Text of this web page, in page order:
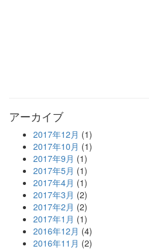
アーカイブ
2017年12月 (1)
2017年10月 (1)
2017年9月 (1)
2017年5月 (1)
2017年4月 (1)
2017年3月 (2)
2017年2月 (2)
2017年1月 (1)
2016年12月 (4)
2016年11月 (2)